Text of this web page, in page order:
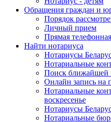
Обращения граждан и
Порядок
Личный прием
Прямая
Найти нотариуса
Нотариусы
Нотариальные
Поиск ближайшей
Онлайн запись на
Нотариальные
воскресенье
Нотариусы
Нотариальные